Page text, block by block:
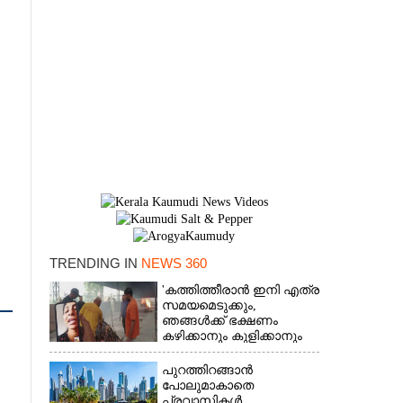
TRENDING IN NEWS 360
'കത്തിത്തീരാൻ ഇനി എത്ര
സമയമെടുക്കും,
ഞങ്ങൾക്ക് ഭക്ഷണം
കഴിക്കാനും കുളിക്കാനും
ഉള്ളതാണ്': അച്ഛന്റെ
സംസ്കാരചടങ്ങിനിടെ
മക്കൾ
പുറത്തിറങ്ങാൻ
പോലുമാകാതെ
×